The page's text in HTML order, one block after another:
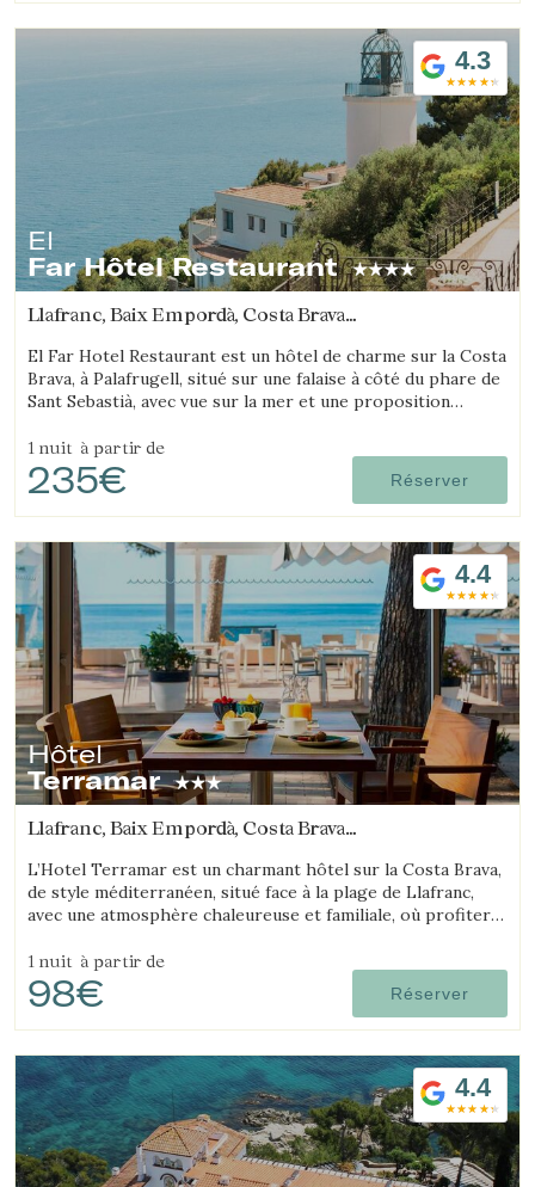
4.3
El
Far Hôtel Restaurant
Llafranc, Baix Empordà, Costa Brava
El Far Hotel Restaurant est un hôtel de charme sur la Costa
Brava, à Palafrugell, situé sur une falaise à côté du phare de
Sant Sebastià, avec vue sur la mer et une proposition
1 nuit à partir de
235€ Réserver
4.4
Hôtel
Terramar
Llafranc, Baix Empordà, Costa Brava
L’Hotel Terramar est un charmant hôtel sur la Costa Brava,
de style méditerranéen, situé face à la plage de Llafranc,
avec une atmosphère chaleureuse et familiale, où profiter
1 nuit à partir de
98€ Réserver
4.4